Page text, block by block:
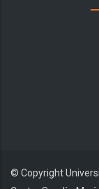
© Copyright